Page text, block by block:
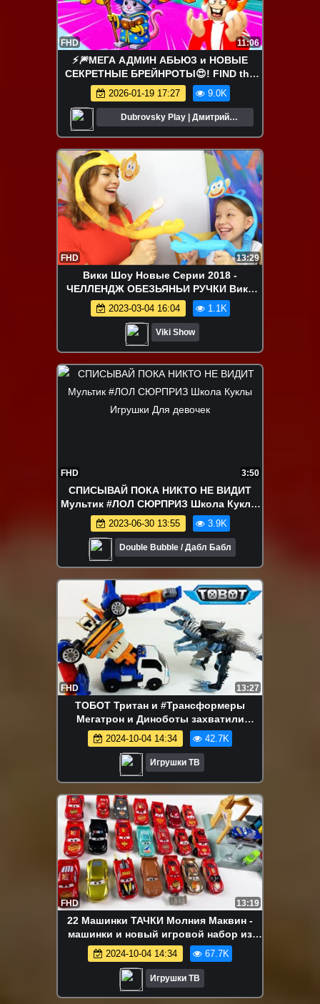
FHD 11:06
⚡️🎆МЕГА АДМИН АБЬЮЗ и НОВЫЕ
СЕКРЕТНЫЕ БРЕЙНРОТЫ😍! FIND the
BRAINROT - №11 в ROBLOX
2026-01-19 17:27 9.0K
Dubrovsky Play | Дмитрий
FHD 13:29
Вики Шоу Новые Серии 2018 -
ЧЕЛЛЕНДЖ ОБЕЗЬЯНЬИ РУЧКИ Вика
против Мамы Challenge / Вики Шоу
2023-03-04 16:04 1.1K
Viki Show
FHD 3:50
СПИСЫВАЙ ПОКА НИКТО НЕ ВИДИТ
Мультик #ЛОЛ СЮРПРИЗ Школа Куклы
Игрушки Для девочек
2023-06-30 13:55 3.9K
Double Bubble / Дабл Бабл
FHD 13:27
ТОБОТ Тритан и #Трансформеры
Мегатрон и Диноботы захватили
Тобота Зеро. Тобот Эвакуатор и
Динозавры
2024-10-04 14:34 42.7K
Игрушки ТВ
FHD 13:19
22 Машинки ТАЧКИ Молния Маквин -
машинки и новый игровой набор из
мультика Cars McQueen
2024-10-04 14:34 67.7K
Игрушки ТВ